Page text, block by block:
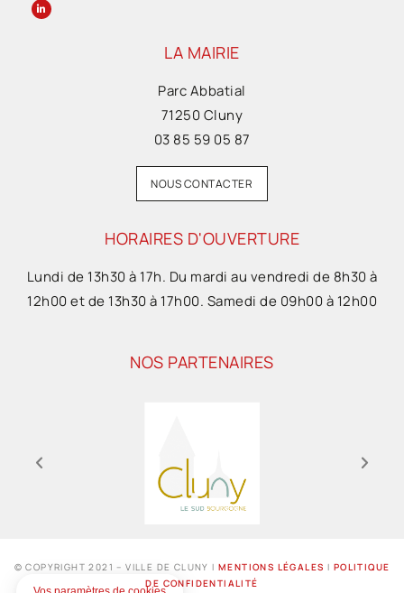
LA MAIRIE
Parc Abbatial
71250 Cluny
03 85 59 05 87
NOUS CONTACTER
HORAIRES D'OUVERTURE
Lundi de 13h30 à 17h. Du mardi au vendredi de 8h30 à
12h00 et de 13h30 à 17h00. Samedi de 09h00 à 12h00
NOS PARTENAIRES
© COPYRIGHT 2021 – VILLE DE CLUNY IMENTIONS LÉGALES I POLITIQUE
DE CONFIDENTIALITÉ